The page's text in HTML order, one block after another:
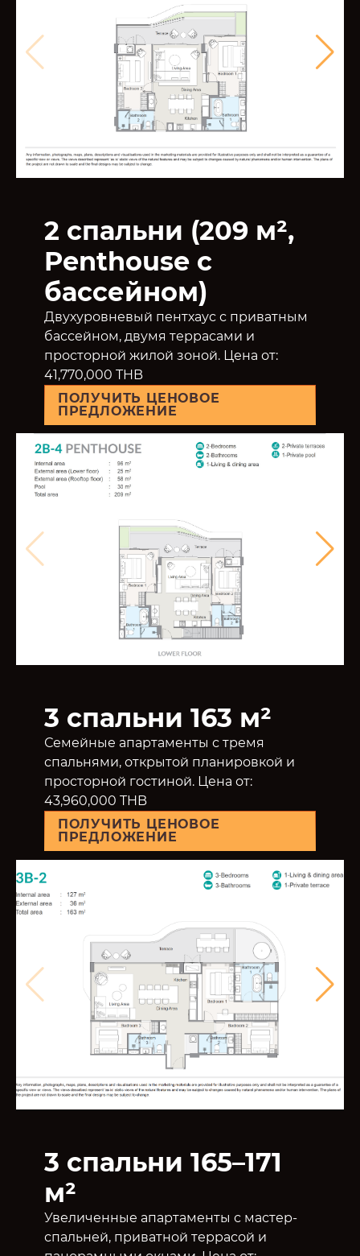
2 спальни (209 м²,
Penthouse с
бассейном)
Двухуровневый пентхаус с приватным
бассейном, двумя террасами и
просторной жилой зоной. Цена от:
41,770,000 THB
ПОЛУЧИТЬ ЦЕНОВОЕ
ПРЕДЛОЖЕНИЕ
3 спальни 163 м²
Семейные апартаменты с тремя
спальнями, открытой планировкой и
просторной гостиной. Цена от:
43,960,000 THB
ПОЛУЧИТЬ ЦЕНОВОЕ
ПРЕДЛОЖЕНИЕ
3 спальни 165–171
м²
Увеличенные апартаменты с мастер-
спальней, приватной террасой и